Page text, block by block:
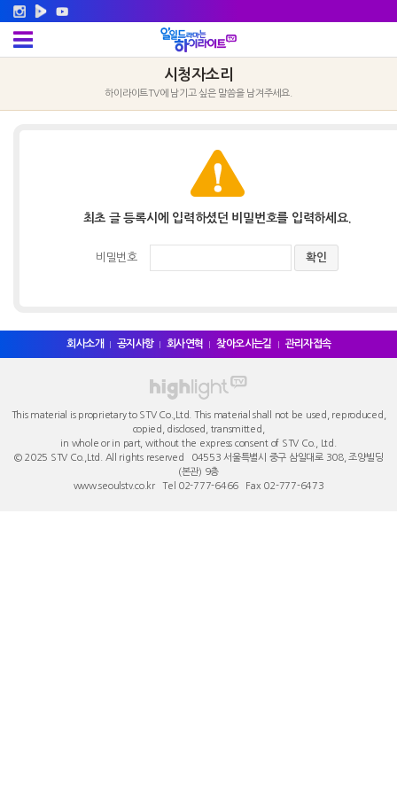
시청자소리
하이라이트TV에 남기고 싶은 말씀을 남겨주세요.
최초 글 등록시에 입력하셨던 비밀번호를 입력하세요.
비밀번호
회사소개 공지사항 회사연혁 찾아오시는길 관리자접속
This material is proprietary to STV Co.,Ltd. This material shall not be used, reproduced,
copied, disclosed, transmitted,
in whole or in part, without the express consent of STV Co., Ltd.
© 2025 STV Co.,Ltd. All rights reserved 04553 서울특별시 중구 ​삼일대로 308, 조양빌딩
(본관) 9층
www.seoulstv.co.kr Tel 02-777-6466 Fax 02-777-6473